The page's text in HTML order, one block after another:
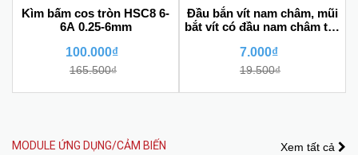
Kìm bấm cos tròn HSC8 6-
6A 0.25-6mm
100.000₫
165.500₫
Đầu bắn vít nam châm, mũi
bắt vít có đầu nam châm trợ
7.000₫
19.500₫
MODULE ỨNG DỤNG/CẢM BIẾN Xem tất cả